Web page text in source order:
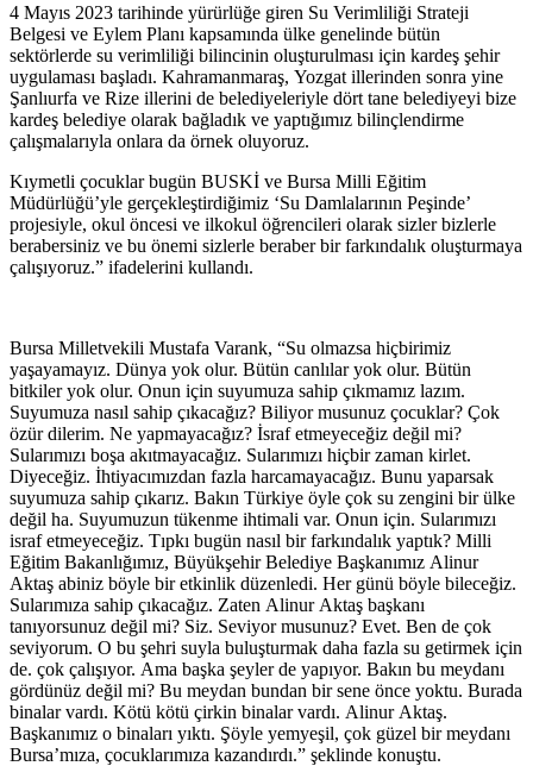
4 Mayıs 2023 tarihinde yürürlüğe giren Su Verimliliği Strateji
Belgesi ve Eylem Planı kapsamında ülke genelinde bütün
sektörlerde su verimliliği bilincinin oluşturulması için kardeş şehir
uygulaması başladı. Kahramanmaraş, Yozgat illerinden sonra yine
Şanlıurfa ve Rize illerini de belediyeleriyle dört tane belediyeyi bize
kardeş belediye olarak bağladık ve yaptığımız bilinçlendirme
çalışmalarıyla onlara da örnek oluyoruz.
Kıymetli çocuklar bugün BUSKİ ve Bursa Milli Eğitim
Müdürlüğü’yle gerçekleştirdiğimiz ‘Su Damlalarının Peşinde’
projesiyle, okul öncesi ve ilkokul öğrencileri olarak sizler bizlerle
berabersiniz ve bu önemi sizlerle beraber bir farkındalık oluşturmaya
çalışıyoruz.” ifadelerini kullandı.
Bursa Milletvekili Mustafa Varank, “Su olmazsa hiçbirimiz
yaşayamayız. Dünya yok olur. Bütün canlılar yok olur. Bütün
bitkiler yok olur. Onun için suyumuza sahip çıkmamız lazım.
Suyumuza nasıl sahip çıkacağız? Biliyor musunuz çocuklar? Çok
özür dilerim. Ne yapmayacağız? İsraf etmeyeceğiz değil mi?
Sularımızı boşa akıtmayacağız. Sularımızı hiçbir zaman kirlet.
Diyeceğiz. İhtiyacımızdan fazla harcamayacağız. Bunu yaparsak
suyumuza sahip çıkarız. Bakın Türkiye öyle çok su zengini bir ülke
değil ha. Suyumuzun tükenme ihtimali var. Onun için. Sularımızı
israf etmeyeceğiz. Tıpkı bugün nasıl bir farkındalık yaptık? Milli
Eğitim Bakanlığımız, Büyükşehir Belediye Başkanımız Alinur
Aktaş abiniz böyle bir etkinlik düzenledi. Her günü böyle bileceğiz.
Sularımıza sahip çıkacağız. Zaten Alinur Aktaş başkanı
tanıyorsunuz değil mi? Siz. Seviyor musunuz? Evet. Ben de çok
seviyorum. O bu şehri suyla buluşturmak daha fazla su getirmek için
de. çok çalışıyor. Ama başka şeyler de yapıyor. Bakın bu meydanı
gördünüz değil mi? Bu meydan bundan bir sene önce yoktu. Burada
binalar vardı. Kötü kötü çirkin binalar vardı. Alinur Aktaş.
Başkanımız o binaları yıktı. Şöyle yemyeşil, çok güzel bir meydanı
Bursa’mıza, çocuklarımıza kazandırdı.” şeklinde konuştu.